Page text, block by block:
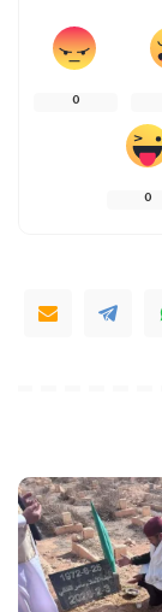
0
0